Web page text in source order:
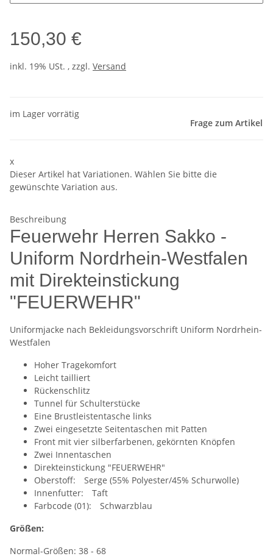
150,30 €
inkl. 19% USt. , zzgl. Versand
im Lager vorrätig
Frage zum Artikel
x
Dieser Artikel hat Variationen. Wählen Sie bitte die
gewünschte Variation aus.
Beschreibung
Feuerwehr Herren Sakko -
Uniform Nordrhein-Westfalen
mit Direkteinstickung
"FEUERWEHR"
Uniformjacke nach Bekleidungsvorschrift Uniform Nordrhein-
Westfalen
Hoher Tragekomfort
Leicht tailliert
Rückenschlitz
Tunnel für Schulterstücke
Eine Brustleistentasche links
Zwei eingesetzte Seitentaschen mit Patten
Front mit vier silberfarbenen, gekörnten Knöpfen
Zwei Innentaschen
Direkteinstickung "FEUERWEHR"
Oberstoff: Serge (55% Polyester/45% Schurwolle)
Innenfutter: Taft
Farbcode (01): Schwarzblau
Größen:
Normal-Größen: 38 - 68